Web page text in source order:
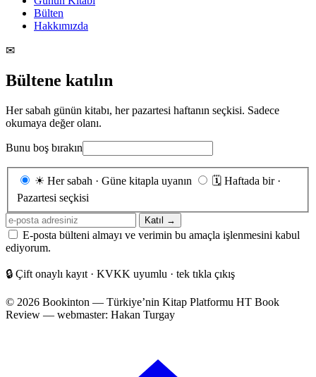
Bülten
Hakkımızda
✉
Bültene katılın
Her sabah günün kitabı, her pazartesi haftanın seçkisi. Sadece
okumaya değer olanı.
Bunu boş bırakın
Gönderim
☀ Her sabah · Güne kitapla uyanın 🗓 Haftada bir ·
Pazartesi seçkisi
E-
posta
adresiniz
Katıl →
E-posta bülteni almayı ve verimin bu amaçla işlenmesini kabul
ediyorum.
🔒 Çift onaylı kayıt · KVKK uyumlu · tek tıkla çıkış
© 2026 Bookinton — Türkiye’nin Kitap Platformu HT Book
Review — webmaster: Hakan Turgay